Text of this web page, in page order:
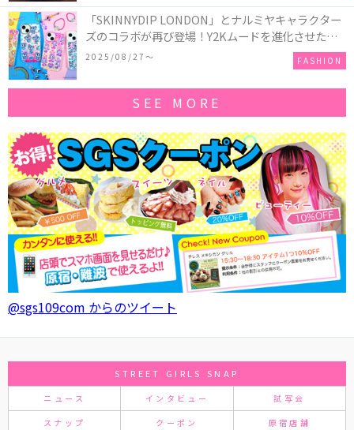
「SKINNYDIP LONDON」とナルミヤキャラクター
ズのコラボが再び登場！Y2Kムードを進化させた新
作コレクションを発売♪
2025/08/27〜 FASHION
SEE MORE
@sgs109com からのツイート
STREET GIRLS SNAP
ニュース インタビュー 試写会
スナップ クーポン 原宿店舗